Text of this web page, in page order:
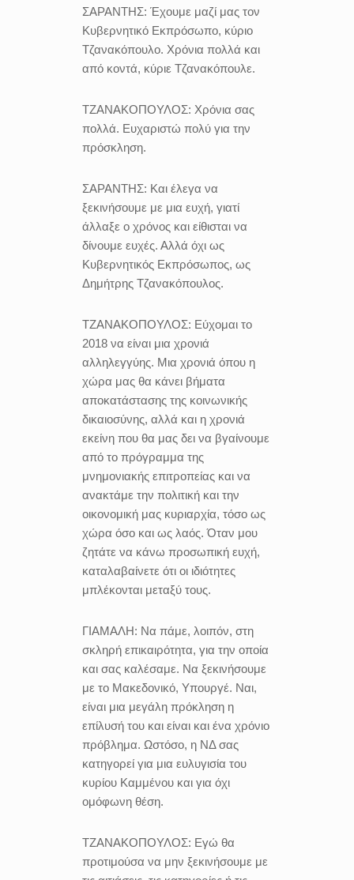
ΣΑΡΑΝΤΗΣ: Έχουμε μαζί μας τον
Κυβερνητικό Εκπρόσωπο, κύριο
Τζανακόπουλο. Χρόνια πολλά και
από κοντά, κύριε Τζανακόπουλε.
ΤΖΑΝΑΚΟΠΟΥΛΟΣ: Χρόνια σας
πολλά. Ευχαριστώ πολύ για την
πρόσκληση.
ΣΑΡΑΝΤΗΣ: Και έλεγα να
ξεκινήσουμε με μια ευχή, γιατί
άλλαξε ο χρόνος και είθισται να
δίνουμε ευχές. Αλλά όχι ως
Κυβερνητικός Εκπρόσωπος, ως
Δημήτρης Τζανακόπουλος.
ΤΖΑΝΑΚΟΠΟΥΛΟΣ: Εύχομαι το
2018 να είναι μια χρονιά
αλληλεγγύης. Μια χρονιά όπου η
χώρα μας θα κάνει βήματα
αποκατάστασης της κοινωνικής
δικαιοσύνης, αλλά και η χρονιά
εκείνη που θα μας δει να βγαίνουμε
από το πρόγραμμα της
μνημονιακής επιτροπείας και να
ανακτάμε την πολιτική και την
οικονομική μας κυριαρχία, τόσο ως
χώρα όσο και ως λαός. Όταν μου
ζητάτε να κάνω προσωπική ευχή,
καταλαβαίνετε ότι οι ιδιότητες
μπλέκονται μεταξύ τους.
ΓΙΑΜΑΛΗ: Να πάμε, λοιπόν, στη
σκληρή επικαιρότητα, για την οποία
και σας καλέσαμε. Να ξεκινήσουμε
με το Μακεδονικό, Υπουργέ. Ναι,
είναι μια μεγάλη πρόκληση η
επίλυσή του και είναι και ένα χρόνιο
πρόβλημα. Ωστόσο, η ΝΔ σας
κατηγορεί για μια ευλυγισία του
κυρίου Καμμένου και για όχι
ομόφωνη θέση.
ΤΖΑΝΑΚΟΠΟΥΛΟΣ: Εγώ θα
προτιμούσα να μην ξεκινήσουμε με